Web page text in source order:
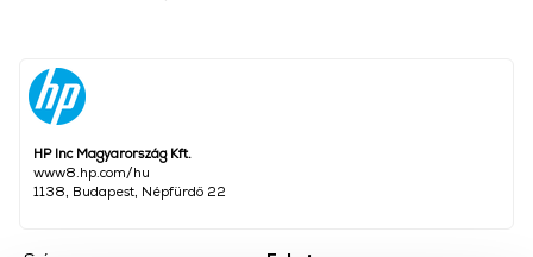
HP Inc Magyarország Kft.
www8.hp.com/hu
1138, Budapest, Népfürdő 22